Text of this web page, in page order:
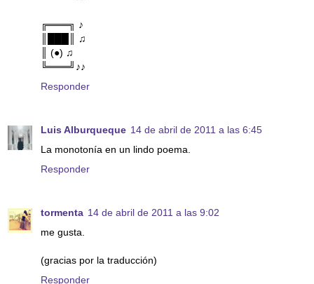
╔═══╗ ♪
║███║ ♫
║ (●) ♫
╚═══╝♪♪
Responder
Luis Alburqueque 14 de abril de 2011 a las 6:45
La monotonía en un lindo poema.
Responder
tormenta 14 de abril de 2011 a las 9:02
me gusta.
(gracias por la traducción)
Responder